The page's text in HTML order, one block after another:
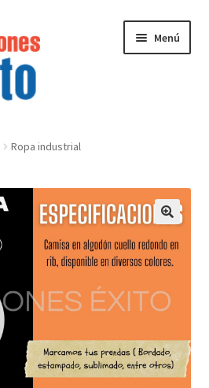
Menú
Ropa industrial